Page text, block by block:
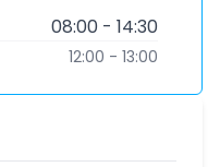
08:00 - 14:30
12:00 - 13:00